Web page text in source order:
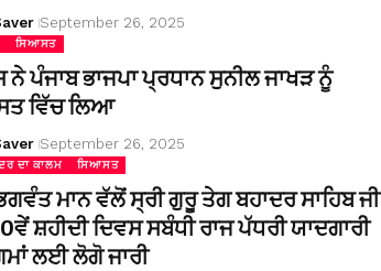
September 26, 2025
ਸਿਆਸਤ
ਨੇ ਪੰਜਾਬ ਭਾਜਪਾ ਪ੍ਰਧਾਨ ਸੁਨੀਲ ਜਾਖੜ ਨੂੰ
ਵਿੱਚ ਲਿਆ
September 26, 2025
ਦਾ ਕਾਲਮ ਸਿਆਸਤ
ਮਾਨ ਵੱਲੋਂ ਸ੍ਰੀ ਗੁਰੂ ਤੇਗ ਬਹਾਦਰ ਸਾਹਿਬ ਜੀ
ਸ਼ਹੀਦੀ ਦਿਵਸ ਸਬੰਧੀ ਰਾਜ ਪੱਧਰੀ ਯਾਦਗਾਰੀ
ਲਈ ਲੋਗੋ ਜਾਰੀ